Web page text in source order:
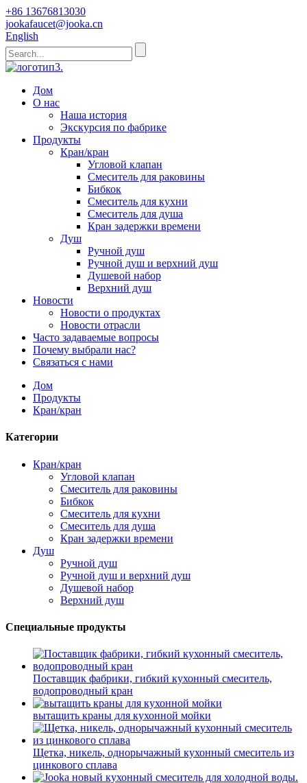
+86 13676813030
jookafaucet@jooka.cn
English
Дом
О нас
Наша история
Экскурсия по фабрике
Продукты
Кран/кран
Угловой клапан
Смеситель для раковины
Бибкок
Смеситель для кухни
Смеситель для душа
Кран задержки времени
Душ
Ручной душ
Ручной душ и верхний душ
Душевой набор
Верхний душ
Новости
Новости о продуктах
Новости отрасли
Часто задаваемые вопросы
Почему выбрали нас?
Связаться с нами
Дом
Продукты
Кран/кран
Категории
Кран/кран
Угловой клапан
Смеситель для раковины
Бибкок
Смеситель для кухни
Смеситель для душа
Кран задержки времени
Душ
Ручной душ
Ручной душ и верхний душ
Душевой набор
Верхний душ
Специальные продукты
Поставщик фабрики, гибкий кухонный смеситель,
водопроводный кран
вытащить краны для кухонной мойки
Щетка, никель, однорычажный кухонный смеситель из
цинкового сплава